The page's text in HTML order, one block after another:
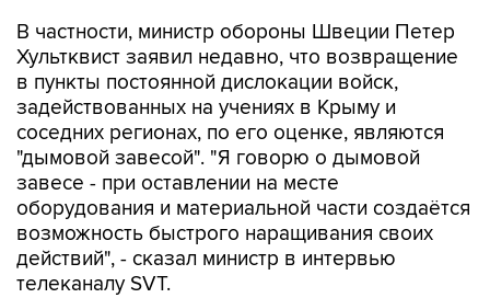
В частности, министр обороны Швеции Петер
Хультквист заявил недавно, что возвращение
в пункты постоянной дислокации войск,
задействованных на учениях в Крыму и
соседних регионах, по его оценке, являются
"дымовой завесой". "Я говорю о дымовой
завесе - при оставлении на месте
оборудования и материальной части создаётся
возможность быстрого наращивания своих
действий", - сказал министр в интервью
телеканалу SVT.